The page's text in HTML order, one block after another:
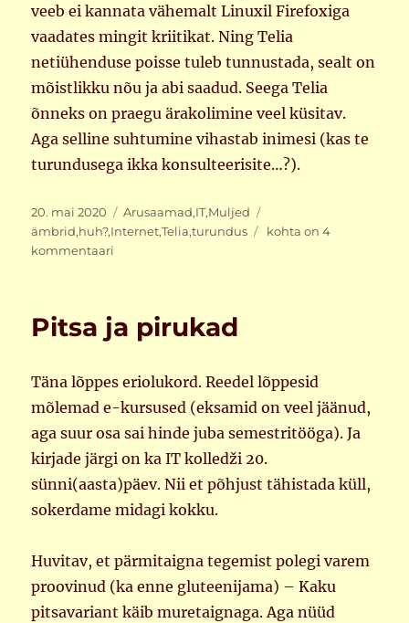
veeb ei kannata vähemalt Linuxil Firefoxiga
vaadates mingit kriitikat. Ning Telia
netiühenduse poisse tuleb tunnustada, sealt on
mõistlikku nõu ja abi saadud. Seega Telia
õnneks on praegu ärakolimine veel küsitav.
Aga selline suhtumine vihastab inimesi (kas te
turundusega ikka konsulteerisite…?).
Postitatud
20. mai 2020 Rubriigid
Arusaamad,IT,Muljed
ämbrid,huh?,Internet,Telia,turundus
Telia
kohta on 4
kommentaari
Pitsa ja pirukad
Täna lõppes eriolukord. Reedel lõppesid
mõlemad e-kursused (eksamid on veel jäänud,
aga suur osa sai hinde juba semestritööga). Ja
kirjade järgi on ka IT kolledži 20.
sünni(aasta)päev. Nii et põhjust tähistada küll,
sokerdame midagi kokku.
Huvitav, et pärmitaigna tegemist polegi varem
proovinud (ka enne gluteenijama) – Kaku
pitsavariant käib muretaignaga. Aga nüüd